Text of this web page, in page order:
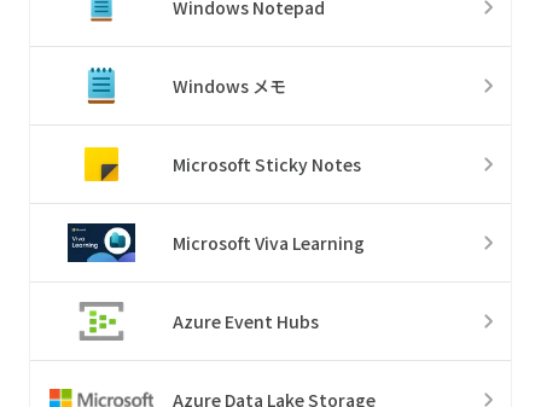
Windows Notepad
Windows メモ
Microsoft Sticky Notes
Microsoft Viva Learning
Azure Event Hubs
Azure Data Lake Storage